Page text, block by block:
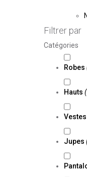
Filtrer par
Catégories
Robes
Hauts
Vestes
Jupes